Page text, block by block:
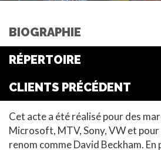
BIOGRAPHIE
RÉPERTOIRE
CLIENTS PRÉCÉDENT
Cet acte a été réalisé pour des
Microsoft, MTV, Sony, VW et
renom comme David Beckham. En